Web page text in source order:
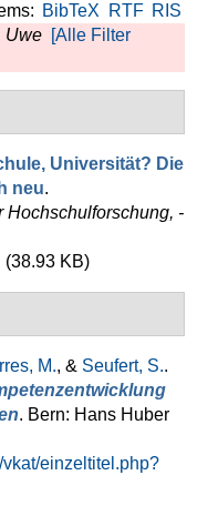
BibTeX RTF RIS
Uwe [Alle Filter
Universität? Die
neu.
Hochschulforschung, -
(38.93 KB)
M., & Seufert, S..
. Bern: Hans Huber
einzeltitel.php?